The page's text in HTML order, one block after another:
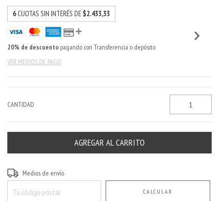
6CUOTAS SIN INTERÉS DE $2.433,33
20% de descuento pagando con Transferencia o depósito
VER MEDIOS DE PAGO
CANTIDAD
Entregas para el CP:
Medios de envío
CALCULAR